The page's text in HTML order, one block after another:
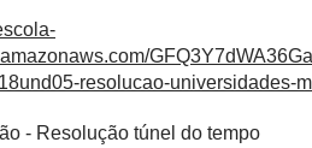
resolucao-universidades-
- Resolução túnel do tempo